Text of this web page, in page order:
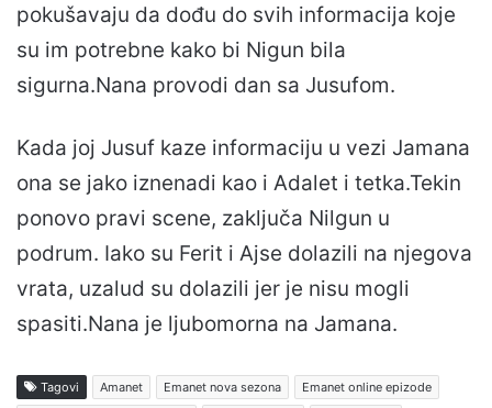
pokušavaju da dođu do svih informacija koje
su im potrebne kako bi Nigun bila
sigurna.Nana provodi dan sa Jusufom.
Kada joj Jusuf kaze informaciju u vezi Jamana
ona se jako iznenadi kao i Adalet i tetka.Tekin
ponovo pravi scene, zaključa Nilgun u
podrum. Iako su Ferit i Ajse dolazili na njegova
vrata, uzalud su dolazili jer je nisu mogli
spasiti.Nana je ljubomorna na Jamana.
Tagovi Amanet Emanet nova sezona
Emanet online epizode